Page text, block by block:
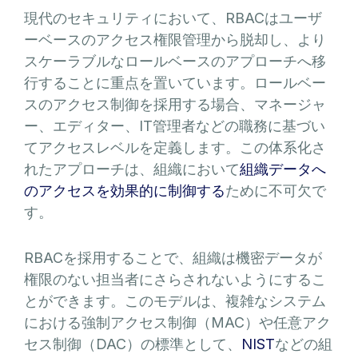
現代のセキュリティにおいて、RBACはユーザ
ーベースのアクセス権限管理から脱却し、より
スケーラブルなロールベースのアプローチへ移
行することに重点を置いています。ロールベー
スのアクセス制御を採用する場合、マネージャ
ー、エディター、IT管理者などの職務に基づい
てアクセスレベルを定義します。この体系化さ
れたアプローチは、組織において組織データへ
のアクセスを効果的に制御するために不可欠で
す。
RBACを採用することで、組織は機密データが
権限のない担当者にさらされないようにするこ
とができます。このモデルは、複雑なシステム
における強制アクセス制御（MAC）や任意アク
セス制御（DAC）の標準として、 NISTなどの組